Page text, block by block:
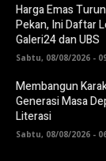
Harga Emas
Pekan, Ini Daftar
Galeri24 dan UBS
Sabtu, 08/08/2026 -
Membangun
Generasi Masa
Literasi
Sabtu, 08/08/2026 -